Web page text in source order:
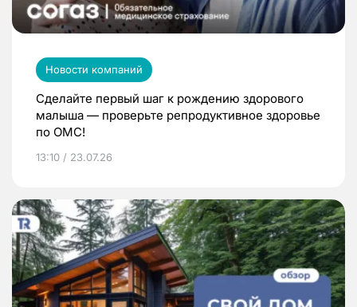
Новости компаний
Сделайте первый шаг к рождению здорового
малыша — проверьте репродуктивное здоровье
по ОМС!
13:10 / 23.07.26